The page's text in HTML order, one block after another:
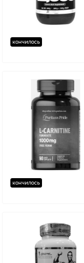
кончилось
кончилось